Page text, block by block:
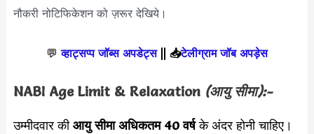
नौकरी नोटिफिकेशन को ज़रूर देखिये।
💬 व्हाट्सप्प जॉब्स अपडेट्स|| 📥टेलीग्राम जॉब अपड़ेस
NABI Age Limit & Relaxation (आयु सीमा):-
उम्मीदवार कीआयु सीमा अधिकतम 40 वर्षके अंदर होनी चाहिए।